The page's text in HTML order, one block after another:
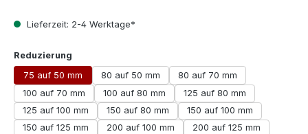
Lieferzeit: 2-4 Werktage*
Reduzierung
75 auf 50 mm
80 auf 50 mm
80 auf 70 mm
100 auf 70 mm
100 auf 80 mm
125 auf 80 mm
125 auf 100 mm
150 auf 80 mm
150 auf 100 mm
150 auf 125 mm
200 auf 100 mm
200 auf 125 mm